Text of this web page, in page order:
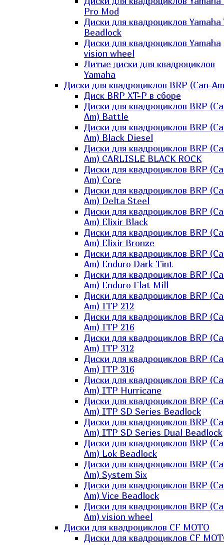
Pro Mod
Диски для квадроциклов Yamaha
Beadlock
Диски для квадроциклов Yamaha
vision wheel
Литые диски для квадроциклов
Yamaha
Диски для квадроциклов BRP (Can-
Диск BRP XT-P в сборе
Диски для квадроциклов BRP
Am) Battle
Диски для квадроциклов BRP
Am) Black Diesel
Диски для квадроциклов BRP
Am) CARLISLE BLACK ROCK
Диски для квадроциклов BRP
Am) Core
Диски для квадроциклов BRP
Am) Delta Steel
Диски для квадроциклов BRP
Am) Elixir Black
Диски для квадроциклов BRP
Am) Elixir Bronze
Диски для квадроциклов BRP
Am) Enduro Dark Tint
Диски для квадроциклов BRP
Am) Enduro Flat Mill
Диски для квадроциклов BRP
Am) ITP 212
Диски для квадроциклов BRP
Am) ITP 216
Диски для квадроциклов BRP
Am) ITP 312
Диски для квадроциклов BRP
Am) ITP 316
Диски для квадроциклов BRP
Am) ITP Hurricane
Диски для квадроциклов BRP
Am) ITP SD Series Beadlock
Диски для квадроциклов BRP
Am) ITP SD Series Dual Beadlock
Диски для квадроциклов BRP
Am) Lok Beadlock
Диски для квадроциклов BRP
Am) System Six
Диски для квадроциклов BRP
Am) Vice Beadlock
Диски для квадроциклов BRP
Am) vision wheel
Диски для квадроциклов CF MOTO
Диски для квадроциклов CF